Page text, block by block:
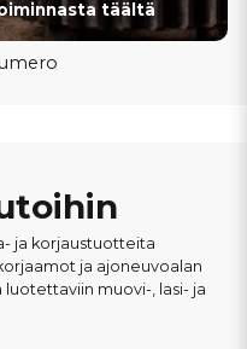
täältä
ja korjaustuotteita
ja ajoneuvoalan
muovi-, lasi- ja